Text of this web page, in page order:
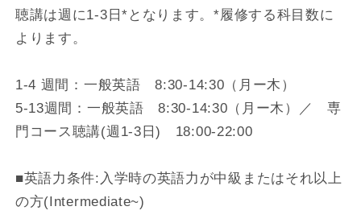
聴講は週に1-3日*となります。*履修する科目数に
よります。
1-4 週間：一般英語 8:30-14:30（月ー木）
5-13週間：一般英語 8:30-14:30（月ー木）／ 専
門コース聴講(週1-3日) 18:00-22:00
■英語力条件:入学時の英語力が中級またはそれ以上
の方(Intermediate~)